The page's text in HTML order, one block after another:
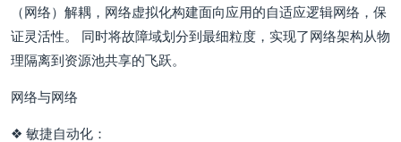
（网络）解耦，网络虚拟化构建面向应用的自适应逻辑网络，保
证灵活性。 同时将故障域划分到最细粒度，实现了网络架构从物
理隔离到资源池共享的飞跃。
网络与网络
❖ 敏捷自动化：